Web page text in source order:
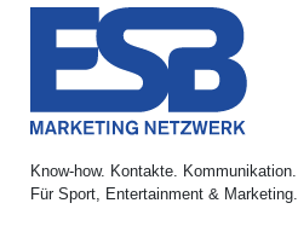
Know-how. Kontakte. Kommunikation.
Für Sport, Entertainment & Marketing.